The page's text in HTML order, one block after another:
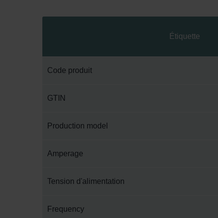
Étiquette
Code produit
GTIN
Production model
Amperage
Tension d'alimentation
Frequency